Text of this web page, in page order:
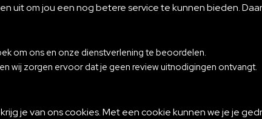
uit om jou een nog betere service te kunnen bieden.
om ons en onze dienstverlening te beoordelen.
wij zorgen ervoor dat je geen review uitnodigingen ontvangt.
je van ons cookies. Met een cookie kunnen we je je